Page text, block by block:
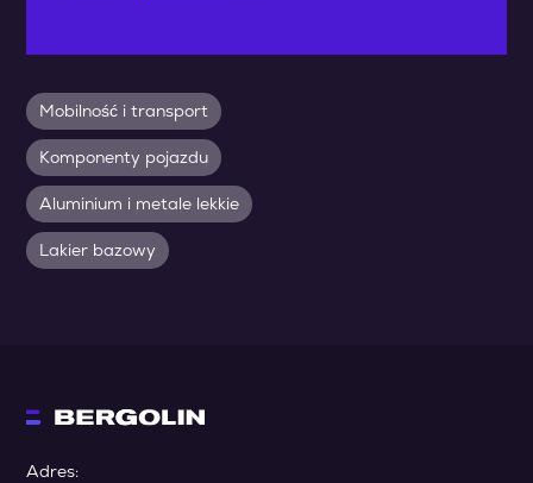
Mobilność i transport
Komponenty pojazdu
Aluminium i metale lekkie
Lakier bazowy
Adres: